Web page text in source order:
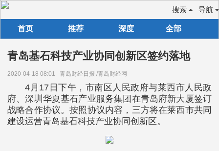
导航
搜索
首页 推荐 深度 全部
青岛基石科技产业协同创新区签约落地
2020-04-18 08:01 青岛财经日报 /青岛财经网
4月17日下午，市南区人民政府与莱西市人民政
府、深圳华夏基石产业服务集团在青岛府新大厦签订
战略合作协议。按照协议内容，三方将在莱西市共同
建设运营青岛基石科技产业协同创新区。